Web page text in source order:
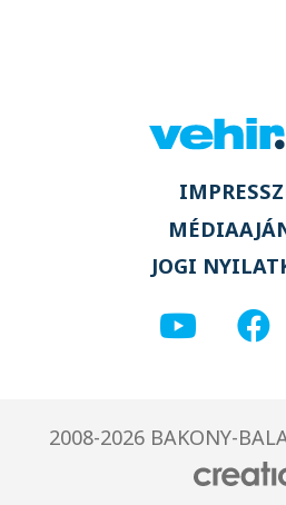
JOGI
2008-2026 BAKONY-